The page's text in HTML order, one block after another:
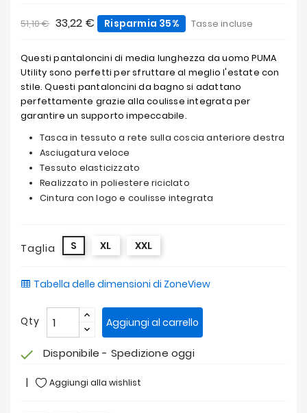
51,10 € 33,22 € Risparmia 35% Tasse incluse
Questi pantaloncini di media lunghezza da uomo PUMA
Utility sono perfetti per sfruttare al meglio l'estate con
stile. Questi pantaloncini da bagno si adattano
perfettamente grazie alla coulisse integrata per
garantire un supporto impeccabile.
Tasca in tessuto a rete sulla coscia anteriore destra
Asciugatura veloce
Tessuto elasticizzato
Realizzato in poliestere riciclato
Cintura con logo e coulisse integrata
Taglia S XL XXL
Tabella delle dimensioni di ZoneView
Qty Aggiungi al carrello
check Disponibile - Spedizione oggi
Aggiungi alla wishlist